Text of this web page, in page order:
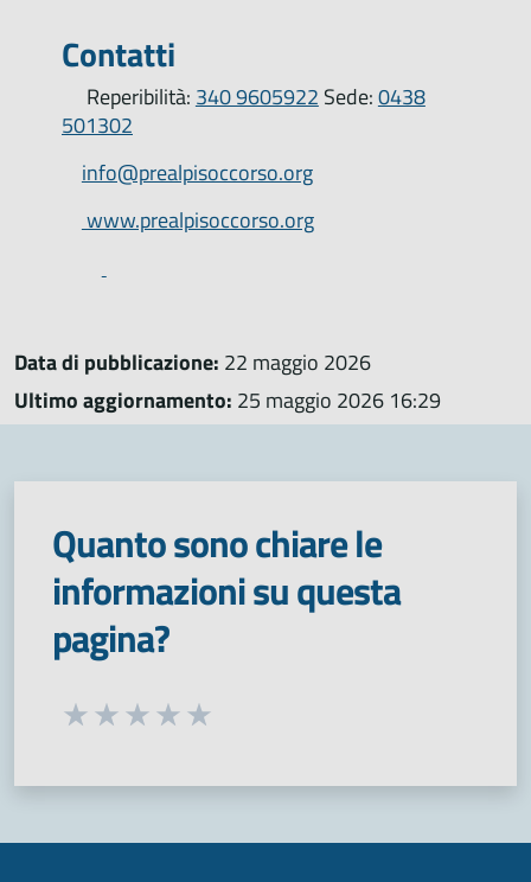
Contatti
Reperibilità: 340 9605922 Sede:0438
501302
info@prealpisoccorso.org
www.prealpisoccorso.org
Data di pubblicazione: 22 maggio 2026
Ultimo aggiornamento: 25 maggio 2026 16:29
Quanto sono chiare le
informazioni su questa
pagina?
Seleziona una valutazione da 1 a 5 stelle